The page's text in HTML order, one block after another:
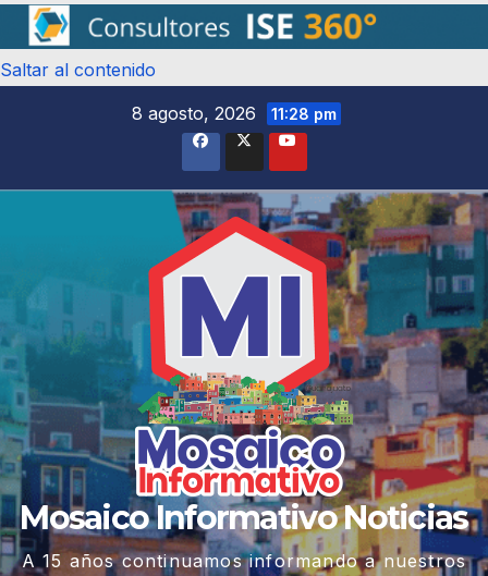
Saltar al contenido
8 agosto, 2026
11:28 pm
Mosaico Informativo Noticias
A 15 años continuamos informando a nuestros